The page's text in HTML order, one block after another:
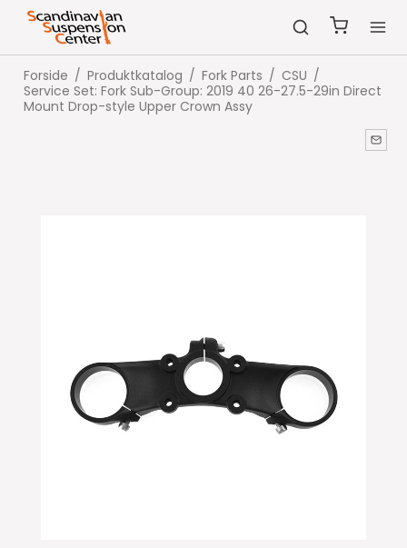
Forside / Produktkatalog / Fork Parts / CSU /
Service Set: Fork Sub-Group: 2019 40 26-27.5-29in Direct
Mount Drop-style Upper Crown Assy